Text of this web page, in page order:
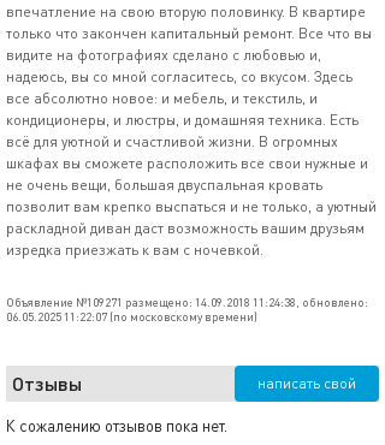
впечатление на свою вторую половинку. В квартире
только что закончен капитальный ремонт. Все что вы
видите на фотографиях сделано с любовью и,
надеюсь, вы со мной согласитесь, со вкусом. Здесь
все абсолютно новое: и мебель, и текстиль, и
кондиционеры, и люстры, и домашняя техника. Есть
всё для уютной и счастливой жизни. В огромных
шкафах вы сможете расположить все свои нужные и
не очень вещи, большая двуспальная кровать
позволит вам крепко выспаться и не только, а уютный
раскладной диван даст возможность вашим друзьям
изредка приезжать к вам с ночевкой.
Объявление №109271 размещено: 14.09.2018 11:24:38, обновлено:
06.05.2025 11:22:07 (по московскому времени)
Отзывы написать свой
К сожалению отзывов пока нет.